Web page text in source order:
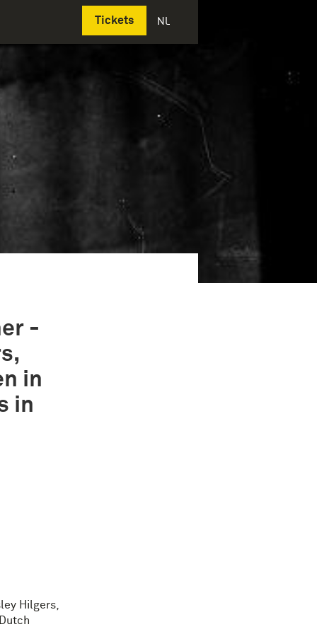
Tickets NL
Deutsch
-
in
in
Hilgers,